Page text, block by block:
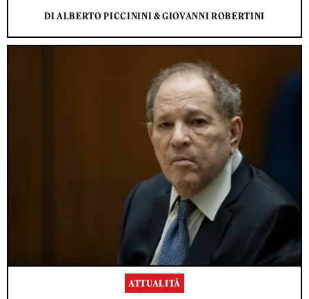
DI ALBERTO PICCININI & GIOVANNI ROBERTINI
ATTUALITÀ